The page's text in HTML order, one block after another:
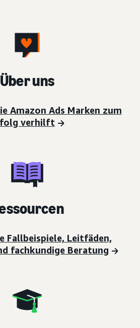
Über uns
Amazon Ads Marken zum
verhilft
Fallbeispiele, Leitfäden,
fachkundige Beratung